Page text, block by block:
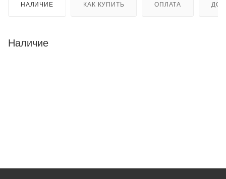
НАЛИЧИЕ КАК КУПИТЬ ОПЛАТА
Наличие